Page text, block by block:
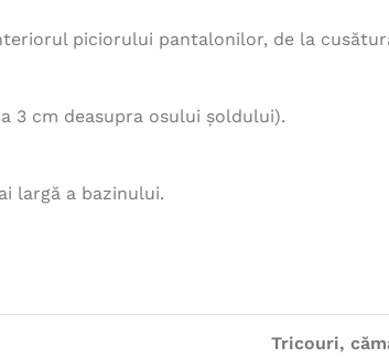
piciorului pantalonilor, de la
3 cm deasupra osului șoldului).
largă a bazinului.
Tricouri,